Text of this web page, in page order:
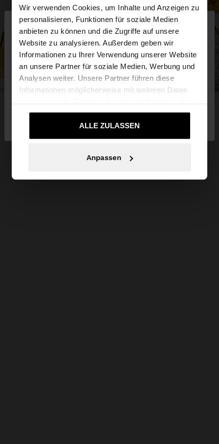
Wir verwenden Cookies, um Inhalte und Anzeigen zu
personalisieren, Funktionen für soziale Medien
anbieten zu können und die Zugriffe auf unsere
Website zu analysieren. Außerdem geben wir
Informationen zu Ihrer Verwendung unserer Website
an unsere Partner für soziale Medien, Werbung und
Analysen weiter. Unsere Partner führen diese
Informationen möglicherweise mit weiteren Daten
die sie im Rahmen Ihrer Nutzung der Dienste
gesammelt haben.ALLE ZULASSEN
Anpassen
hallo
Sie greifen von Luxembourg auf die Website zu.
Möchten Sie unsere United States Website
Luxembourg
Ja, bringen Sie mich
zu United States